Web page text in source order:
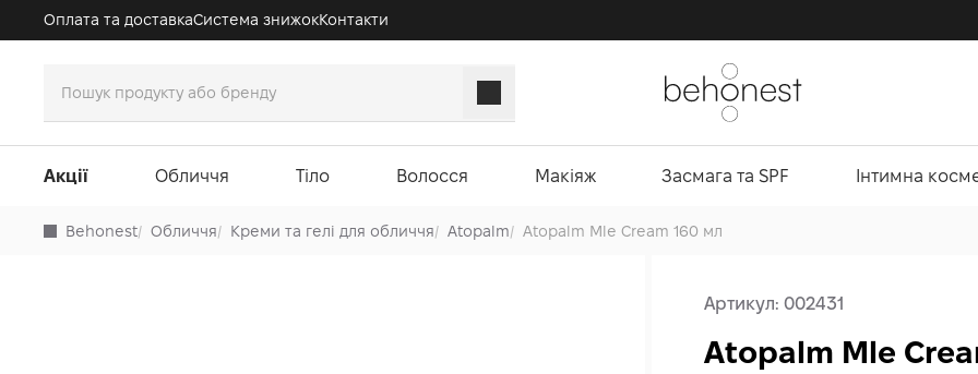
Оплата та доставкаСистема знижокКонтакти
Акції Обличчя Тіло Волосся Макіяж Засмага та SPF Інтимна
Behonest/ Обличчя/ Креми та гелі для обличчя/ Atopalm/ Atopalm Mle Cream 160 мл
Артикул:002431
Atopalm Mle